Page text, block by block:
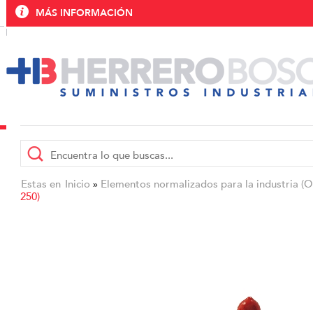
MÁS INFORMACIÓN
Estas en Inicio » Elementos normalizados para la industria
250)